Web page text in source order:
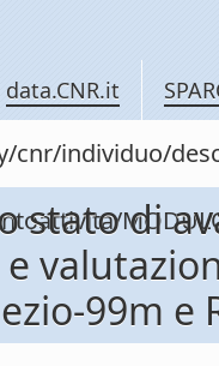
data.CNR.it
cnr/individuo/
stato di
99m e